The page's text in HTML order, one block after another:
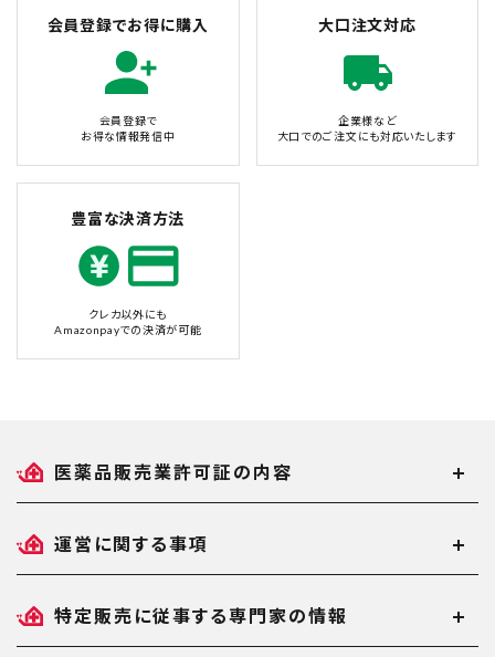
会員登録でお得に購入
会員登録で
お得な情報発信中
大口注文対応
企業様など
大口でのご注文にも対応いたします
豊富な決済方法
クレカ以外にも
Amazonpayでの決済が可能
医薬品販売業許可証の内容
運営に関する事項
特定販売に従事する専門家の情報